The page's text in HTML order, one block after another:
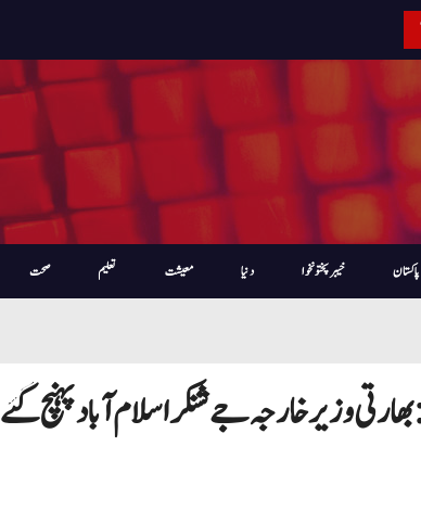
پاکستان خیبرپختونخوا دنیا معیشت تعلیم صحت
وزیر خارجہ جے شنکر اسلام آباد پہنچ گئے